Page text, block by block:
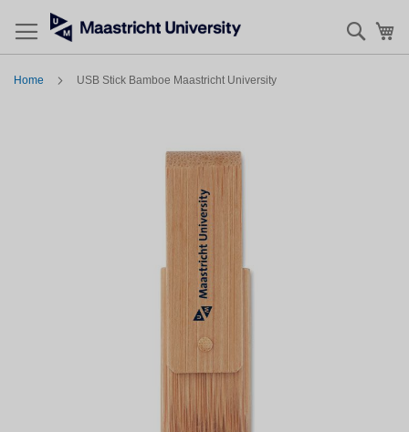
Home USB Stick Bamboe Maastricht University